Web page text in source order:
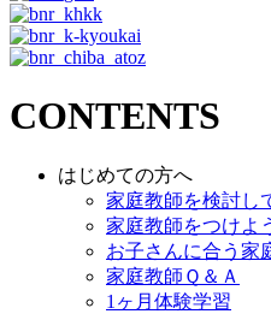
CONTENTS
はじめての方へ
家庭教師を検討し
家庭教師をつけよ
お子さんに合う家
家庭教師Ｑ＆Ａ
1ヶ月体験学習